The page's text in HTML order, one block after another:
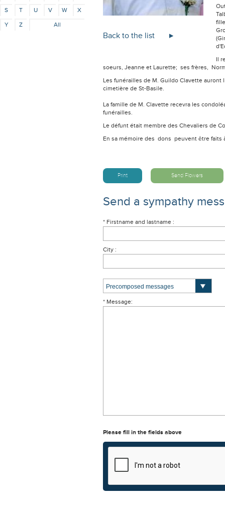
S
T U V W
X
Y
Z All
Back to the list
Il
soeurs, Jeanne et Laurette; ses frères,
Les funérailles de M. Guildo Clavette auront
cimetière de St-Basile.
La famille de M. Clavette recevra les
funérailles.
Le défunt était membre des Chevaliers de
En sa mémoire des dons peuvent être faits
Print Send Flowers
Send a sympathy
* Firstname and lastname :
City :
* Message:
Please fill in the fields above